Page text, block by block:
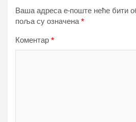
Ваша адреса е-поште неће бити
поља су означена*
Коментар *